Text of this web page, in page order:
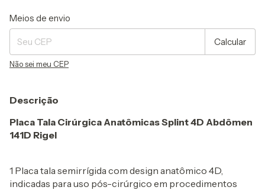
Entregas para o CEP:
Meios de envio
Calcular
Não sei meu CEP
Descrição
Placa Tala Cirúrgica Anatômicas Splint 4D Abdômen
141D Rigel
1 Placa tala semirrígida com design anatômico 4D,
indicadas para uso pós-cirúrgico em procedimentos